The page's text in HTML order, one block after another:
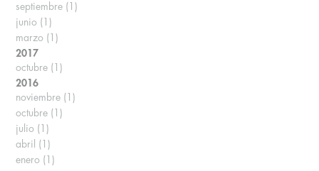
septiembre (1)
junio (1)
marzo (1)
2017
octubre (1)
2016
noviembre (1)
octubre (1)
julio (1)
abril (1)
enero (1)